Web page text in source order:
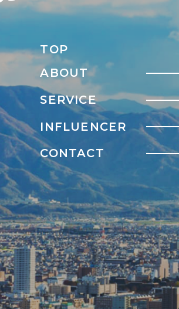
TOP
ABOUT
SERVICE
INFLUENCER
CONTACT